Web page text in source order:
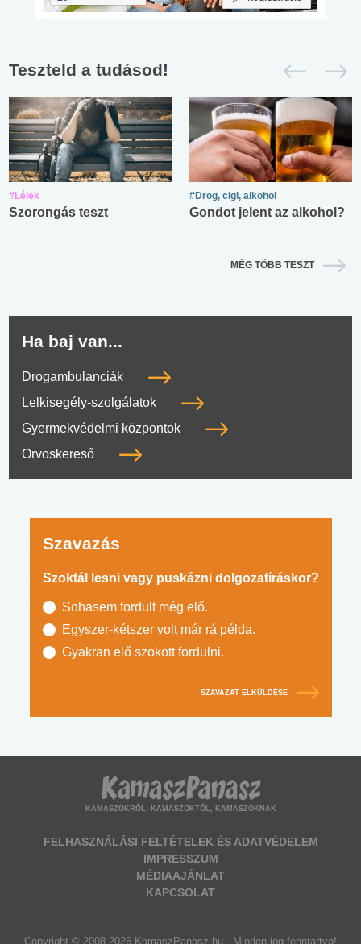
Teszteld a tudásod!
#Lélek
Szorongás teszt
#Drog, cigi, alkohol
Gondot jelent az alkohol?
MÉG TÖBB TESZT
Ha baj van...
Drogambulanciák
Lelkisegély-szolgálatok
Gyermekvédelmi központok
Orvoskereső
Szavazás
Szoktál lesni vagy puskázni dolgozatíráskor?
Sohasem fordult még elő.
Egyszer-kétszer volt már rá példa.
Gyakran elő szokott fordulni.
SZAVAZAT ELKÜLDÉSE
KAMASZOKRÓL, KAMASZOKTÓL, KAMASZOKNAK
FELHASZNÁLÁSI FELTÉTELEK ÉS ADATVÉDELEM
IMPRESSZUM
MÉDIAAJÁNLAT
KAPCSOLAT
Copyright © 2008-2026 KamaszPanasz.hu - Minden jog fenntartva!